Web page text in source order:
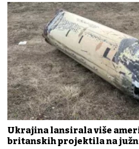
Ukrajina lansirala više
britanskih projektila na